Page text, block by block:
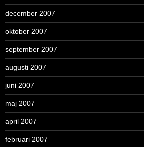
december 2007
oktober 2007
september 2007
augusti 2007
juni 2007
maj 2007
april 2007
februari 2007